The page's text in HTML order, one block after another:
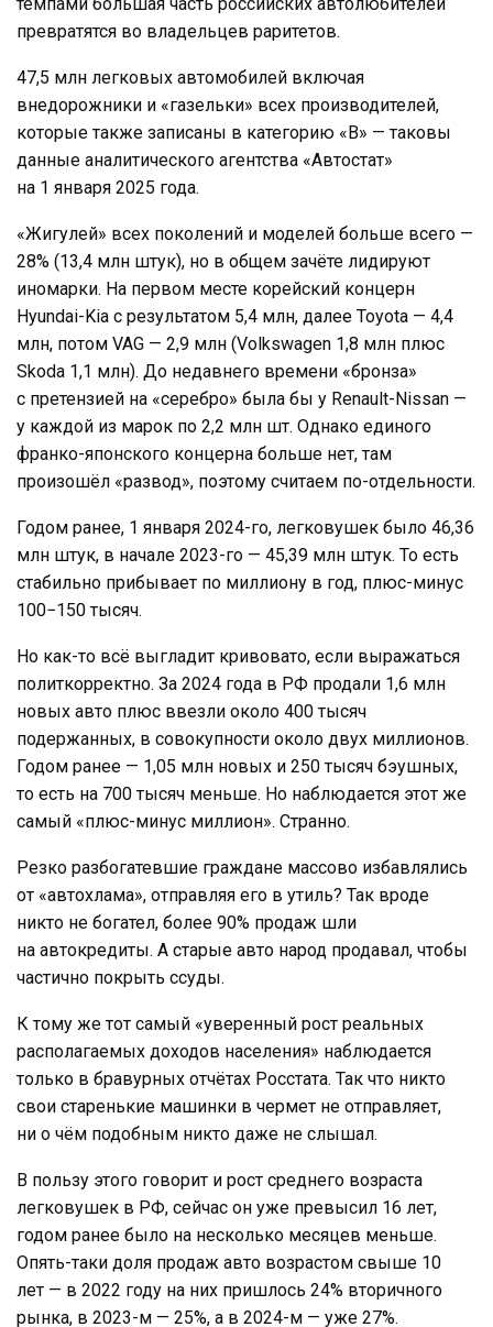
превратятся во владельцев раритетов.
47,5 млн легковых автомобилей включая
внедорожники и «газельки» всех производителей,
которые также записаны в категорию «В» — таковы
данные аналитического агентства «Автостат»
на 1 января 2025 года.
«Жигулей» всех поколений и моделей больше всего —
28% (13,4 млн штук), но в общем зачёте лидируют
иномарки. На первом месте корейский концерн
Hyundai-Kia с результатом 5,4 млн, далее Toyota — 4,4
млн, потом VAG — 2,9 млн (Volkswagen 1,8 млн плюс
Skoda 1,1 млн). До недавнего времени «бронза»
с претензией на «серебро» была бы у Renault-Nissan —
у каждой из марок по 2,2 млн шт. Однако единого
франко-японского концерна больше нет, там
произошёл «развод», поэтому считаем по-отдельности.
Годом ранее, 1 января 2024-го, легковушек было 46,36
млн штук, в начале 2023-го — 45,39 млн штук. То есть
стабильно прибывает по миллиону в год, плюс-минус
100−150 тысяч.
Но как-то всё выгладит кривовато, если выражаться
политкорректно. За 2024 года в РФ продали 1,6 млн
новых авто плюс ввезли около 400 тысяч
подержанных, в совокупности около двух миллионов.
Годом ранее — 1,05 млн новых и 250 тысяч бэушных,
то есть на 700 тысяч меньше. Но наблюдается этот же
самый «плюс-минус миллион». Странно.
Резко разбогатевшие граждане массово избавлялись
от «автохлама», отправляя его в утиль? Так вроде
никто не богател, более 90% продаж шли
на автокредиты. А старые авто народ продавал, чтобы
частично покрыть ссуды.
К тому же тот самый «уверенный рост реальных
располагаемых доходов населения» наблюдается
только в бравурных отчётах Росстата. Так что никто
свои старенькие машинки в чермет не отправляет,
ни о чём подобным никто даже не слышал.
В пользу этого говорит и рост среднего возраста
легковушек в РФ, сейчас он уже превысил 16 лет,
годом ранее было на несколько месяцев меньше.
Опять-таки доля продаж авто возрастом свыше 10
лет — в 2022 году на них пришлось 24% вторичного
рынка, в 2023-м — 25%, а в 2024-м — уже 27%.